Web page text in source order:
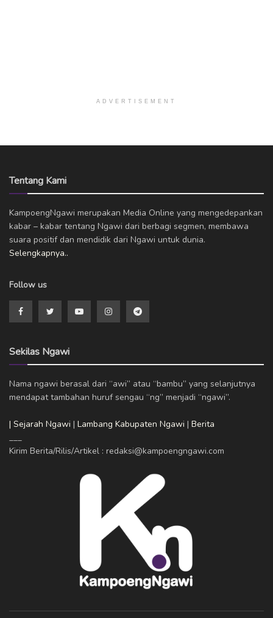
ADVERTISEMENT
Tentang Kami
KampoengNgawi merupakan Media Online yang mengedepankan
kabar – kabar tentang Ngawi dari berbagi segmen, membawa
suara positif dan mendidik dari Ngawi untuk dunia.
Selengkapnya..
Follow us
Sekilas Ngawi
Nama ngawi berasal dari “awi” atau “bambu” yang selanjutnya
mendapat tambahan huruf sengau “ng” menjadi “ngawi”.
| Sejarah Ngawi | Lambang Kabupaten Ngawi | Berita
Kirim Berita/Rilis/Artikel : redaksi@kampoengngawi.com